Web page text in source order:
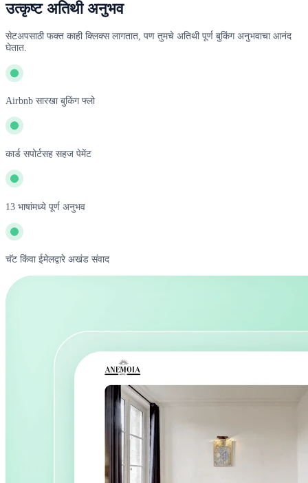
उत्कृष्ट अतिथी अनुभव
सेटअपसाठी फक्त काही क्लिक्स लागतात, पण तुमचे अतिथी पूर्ण बुकिंग अनुभवाचा आनंद
घेतात.
Airbnb सारखा बुकिंग फ्लो
कार्ड सपोर्टसह सहज पेमेंट
13 भाषांमध्ये पूर्ण अनुभव
चॅट किंवा ईमेलद्वारे अखंड संवाद